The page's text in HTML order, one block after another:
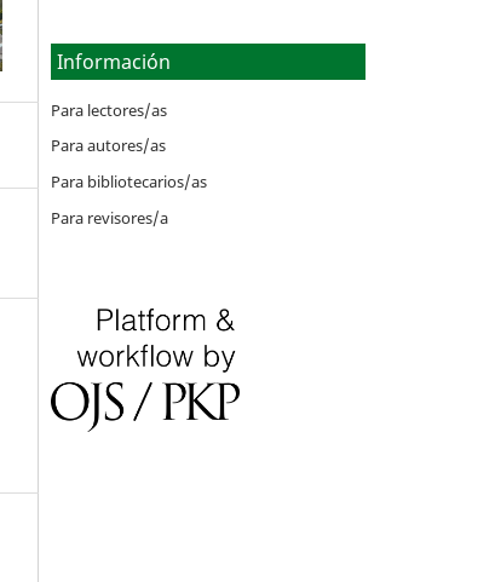
Información
Para lectores/as
Para autores/as
Para bibliotecarios/as
Para revisores/a